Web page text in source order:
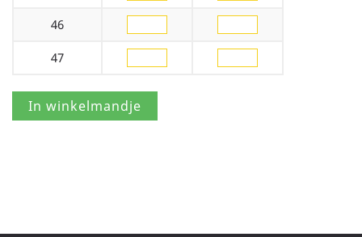
46
47